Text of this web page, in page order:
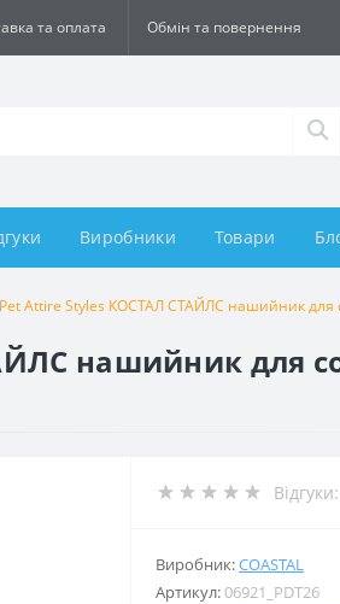
та оплата Обмін та повернення
Виробники Товари
Attire Styles КОСТАЛ СТАЙЛС нашийник для
нашийник для
Відгуки:
Виробник:COASTAL
Артикул:06921_PDT26